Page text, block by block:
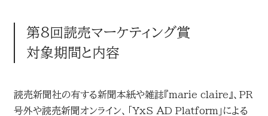
第8回読売マーケティング賞
対象期間と内容
読売新聞社の有する新聞本紙や雑誌『marie claire』、PR
号外や読売新聞オンライン、「YxS AD Platform」による